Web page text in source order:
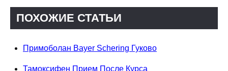
ПОХОЖИЕ СТАТЬИ
Примоболан Bayer Schering Гуково
Тамоксифен Прием После Курса